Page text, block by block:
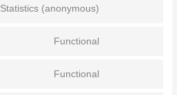
Statistics (anonymous)
Functional
Functional